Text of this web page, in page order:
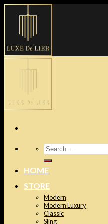
Skip
Search
for:
HOME
STORE
Modern
Modern Luxury
Classic
Sling